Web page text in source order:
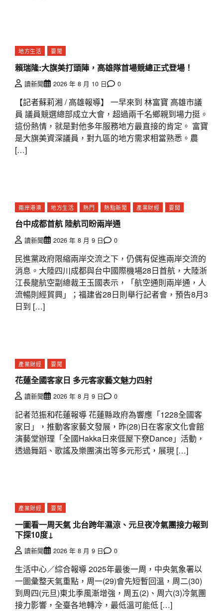
地方生活 要聞
賴瑞隆:大旗美打頭陣，高雄隊首場競總正式登場！
讀新聞 2026 年 8 月 10 日 0
【記者蘇莉湘 / 高雄報導】 一早來到 林富寶 高雄市議
員 議員競選總部成立大會，超過兩千名鄉親到場力挺。
這份熱情，就是對他多年服務地方最直接的肯定。 富寶
是大旗美資深議員，對九區的地方需求相當熟悉。農
[…]
兩岸港澳 地方生活 熱門 熱點新聞 產業財經 要聞
台中成都首航 陸航司盼兩岸通
讀新聞 2026 年 8 月 9 日 0
民進黨政府限縮兩岸交流之下，仍偶有促進兩岸交流的
消息。大陸四川成都與台中國際機場28日首航，大陸浙
江長龍航空副總裁王玉國表示，「航空通則兩岸通，人
流暢則經貿興」；福建省28日則舉行記者會，預告8月3
日到 […]
產業財經 要聞
花蓮全國客家日 多元客家藝文魅力四射
讀新聞 2026 年 8 月 9 日 0
記者范振和∕花蓮報導 花蓮縣政府為響應「1228全國客
家日」，推動客家藝文發展，昨(28)日在客家文化會館
演藝堂辦理「全國Hakka日來𠊎屋下尞Dance」活動，
透過舞蹈、歌謠及樂團演出等多元形式，展現 […]
產業財經 要聞
一圖看一周天氣 北台跨年濕涼、元旦夜冷氣團接力報到
下探10度↓
讀新聞 2026 年 8 月 9 日 0
生活中心／綜合報導 2025年最後一周，中央氣象署以
一圖彙整天氣重點，周一(29)會先短暫回溫，周二(30)
到周四(元旦)東北季風漸增強，周五(2)、周六(3)冷氣團
接力影響，全臺各地轉冷，最低溫可能低 […]